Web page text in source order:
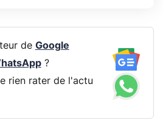
de Google
?
rien rater de l'actu